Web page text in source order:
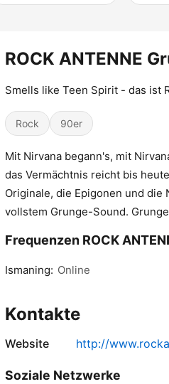
ROCK ANTENNE
Smells like Teen Spirit - das ist
Rock 90er
Mit Nirvana begann's, mit
das Vermächtnis reicht bis
Originale, die Epigonen und die
vollstem Grunge-Sound.
Frequenzen ROCK
Ismaning: Online
Kontakte
Website http://
Soziale Netzwerke